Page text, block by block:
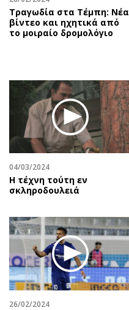
Τραγωδία στα Τέμπη: Νέα
βίντεο και ηχητικά από
το μοιραίο δρομολόγιο
04/03/2024
Η τέχνη τούτη εν
σκληροδουλειά
26/02/2024